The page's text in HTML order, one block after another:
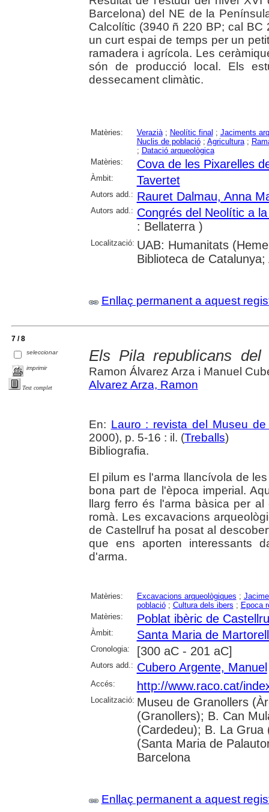
Barcelona) del NE de la
Calcolític (3940 ñ 220 BP; cal
un curt espai de temps per un
ramadera i agrícola. Les
són de producció local. Els
dessecament climàtic.
Matèries: Verazià; Neolític final ; Jaciments
Nuclis de població; Agricultura;
; Datació arqueològica
Matèries:
Cova de les Pixarelles
Àmbit: Tavertet
Autors add.: Rauret Dalmau, Anna
Autors add.: Congrés del Neolític a
: Bellaterra )
Localització: UAB: Humanitats
Biblioteca de
Enllaç permanent a aquest
7 / 8
seleccionar
imprimir
Text complet
Els Pila republicans
Ramon Álvarez Arza i Manuel
Alvarez Arza, Ramon
En: Lauro : revista del Museu de
2000), p. 5-16 : il. (Treballs)
Bibliografia.
El pilum es l'arma llancívola de
bona part de l'època imperial.
llarg ferro és l'arma bàsica per
romà. Les excavacions
de Castellruf ha posat al
que ens aporten interessants
d'arma.
Matèries: Excavacions arqueològiques ;
població; Cultura dels ibers ; Epoca
Matèries:
Poblat ibèric de
Àmbit: Santa Maria de
Cronologia: [300 aC - 201 aC]
Autors add.: Cubero Argente, Manuel
Accés: http://www.raco.cat/
Localització: Museu de Granollers
(Granollers); B. Can
(Cardedeu); B. La Grua
(Santa Maria de
Barcelona
Enllaç permanent a aquest